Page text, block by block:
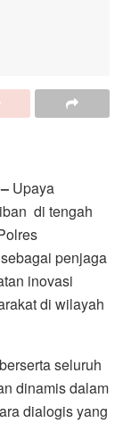
Upaya
di tengah
penjaga
inovasi
di wilayah
seluruh
dinamis dalam
dialogis yang